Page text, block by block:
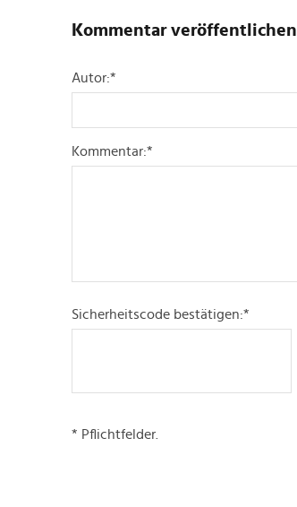
Kommentar veröffentlichen
Autor:*
Kommentar:*
Sicherheitscode bestätigen:*
* Pflichtfelder.